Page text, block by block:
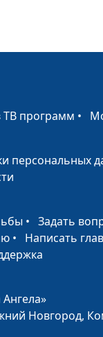
Максим
ТВ программ •
персональных
• Задать
• Написать
Новгород,